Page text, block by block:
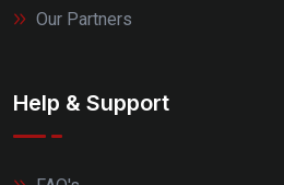
Our Partners
Help & Support